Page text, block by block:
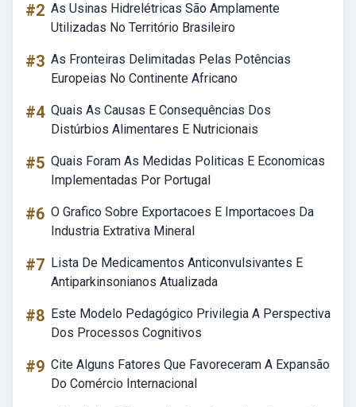
#2 As Usinas Hidrelétricas São Amplamente
Utilizadas No Território Brasileiro
#3 As Fronteiras Delimitadas Pelas Potências
Europeias No Continente Africano
#4 Quais As Causas E Consequências Dos
Distúrbios Alimentares E Nutricionais
#5 Quais Foram As Medidas Politicas E Economicas
Implementadas Por Portugal
#6 O Grafico Sobre Exportacoes E Importacoes Da
Industria Extrativa Mineral
#7 Lista De Medicamentos Anticonvulsivantes E
Antiparkinsonianos Atualizada
#8 Este Modelo Pedagógico Privilegia A Perspectiva
Dos Processos Cognitivos
#9 Cite Alguns Fatores Que Favoreceram A Expansão
Do Comércio Internacional